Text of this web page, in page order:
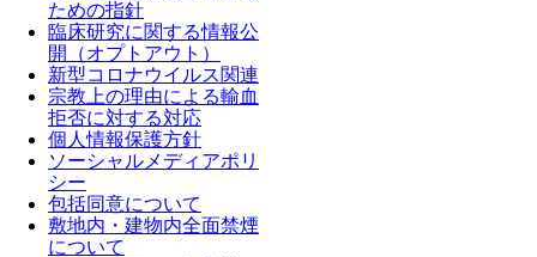
ための指針
臨床研究に関する情報公
開（オプトアウト）
新型コロナウイルス関連
宗教上の理由による輸血
拒否に対する対応
個人情報保護方針
ソーシャルメディアポリ
シー
包括同意について
敷地内・建物内全面禁煙
について